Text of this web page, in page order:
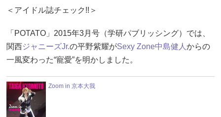
＜アイドル誌チェック!!＞
「POTATO」2015年3月号（学研パブリッシング）では、
関西ジャニーズJr.の平野紫耀がSexy Zone中島健人 からの
一風変わった“寵愛”を明かしました。
Zoom in 京本大我